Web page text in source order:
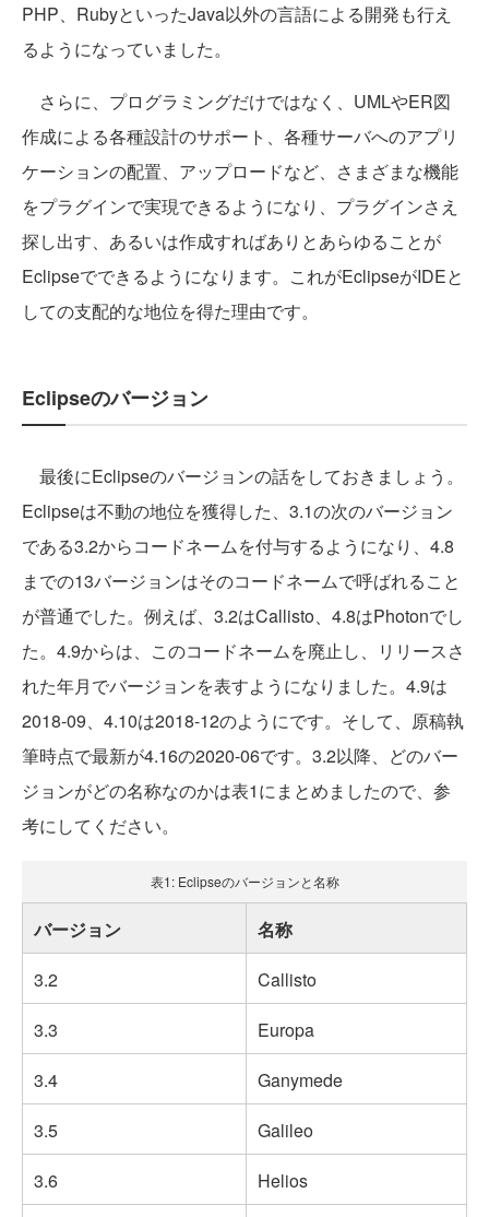
PHP、RubyといったJava以外の言語による開発も行え
るようになっていました。
さらに、プログラミングだけではなく、UMLやER図
作成による各種設計のサポート、各種サーバへのアプリ
ケーションの配置、アップロードなど、さまざまな機能
をプラグインで実現できるようになり、プラグインさえ
探し出す、あるいは作成すればありとあらゆることが
Eclipseでできるようになります。これがEclipseがIDEと
しての支配的な地位を得た理由です。
Eclipseのバージョン
最後にEclipseのバージョンの話をしておきましょう。
Eclipseは不動の地位を獲得した、3.1の次のバージョン
である3.2からコードネームを付与するようになり、4.8
までの13バージョンはそのコードネームで呼ばれること
が普通でした。例えば、3.2はCallisto、4.8はPhotonでし
た。4.9からは、このコードネームを廃止し、リリースさ
れた年月でバージョンを表すようになりました。4.9は
2018-09、4.10は2018-12のようにです。そして、原稿執
筆時点で最新が4.16の2020-06です。3.2以降、どのバー
ジョンがどの名称なのかは表1にまとめましたので、参
考にしてください。
表1: Eclipseのバージョンと名称
バージョン
名称
3.2
Callisto
3.3
Europa
3.4
Ganymede
3.5
Galileo
3.6
Helios